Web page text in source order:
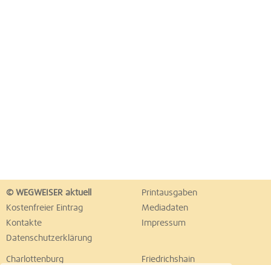
© WEGWEISER aktuell
Printausgaben
Kostenfreier Eintrag
Mediadaten
Kontakte
Impressum
Datenschutzerklärung
Charlottenburg Friedrichshain